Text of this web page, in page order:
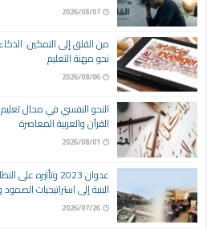
2026/08/07
من القلق إلى التمكين:
نحو مهنة التعليم
2026/08/06
النحو النفسي في مجال تعليم
القرآن والعربية المعاصرة
2026/08/01
عدوان 2023
البنية إلى استراتيجيات
2026/07/26